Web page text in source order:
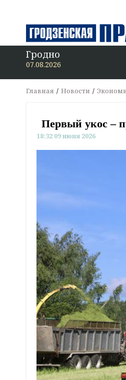
Гродно
07.08.2026
Главная Новости
Первый укос –
18:32 09 июня 2026